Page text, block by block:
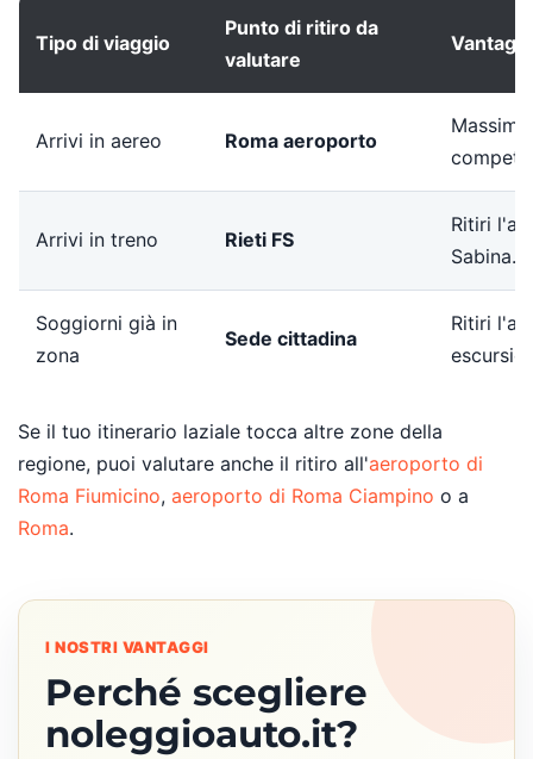
Tipo di viaggio
Punto di ritiro da
valutare
Arrivi in aereo Roma aeroporto
Arrivi in treno Rieti FS
Ritiri
Sabina.
Soggiorni già in
zona
Sede cittadina
Ritiri
Se il tuo itinerario laziale tocca altre zone della
regione, puoi valutare anche il ritiro all'aeroporto di
Roma Fiumicino, aeroporto di Roma Ciampino o a
Roma.
I NOSTRI VANTAGGI
Perché scegliere
noleggioauto.it?